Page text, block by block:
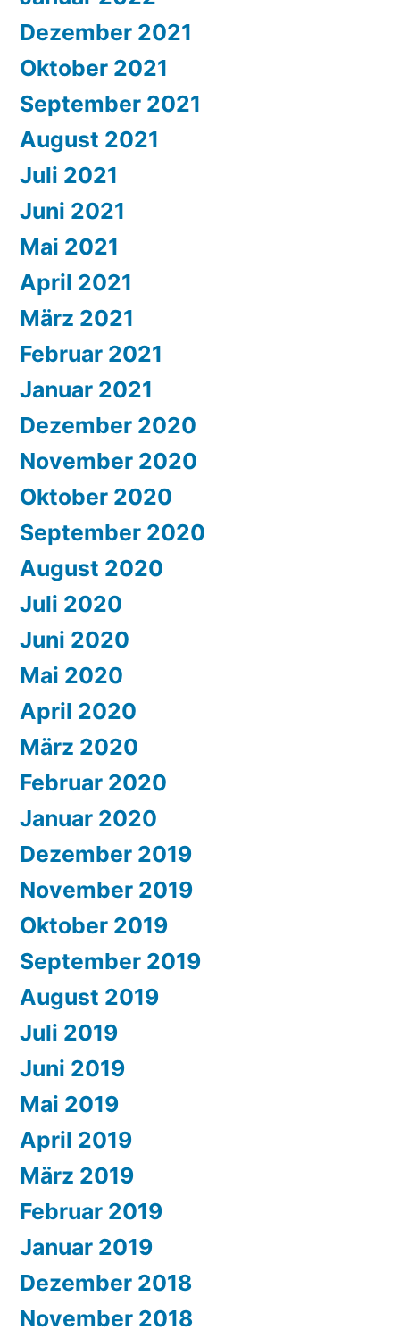
Dezember 2021
Oktober 2021
September 2021
August 2021
Juli 2021
Juni 2021
Mai 2021
April 2021
März 2021
Februar 2021
Januar 2021
Dezember 2020
November 2020
Oktober 2020
September 2020
August 2020
Juli 2020
Juni 2020
Mai 2020
April 2020
März 2020
Februar 2020
Januar 2020
Dezember 2019
November 2019
Oktober 2019
September 2019
August 2019
Juli 2019
Juni 2019
Mai 2019
April 2019
März 2019
Februar 2019
Januar 2019
Dezember 2018
November 2018